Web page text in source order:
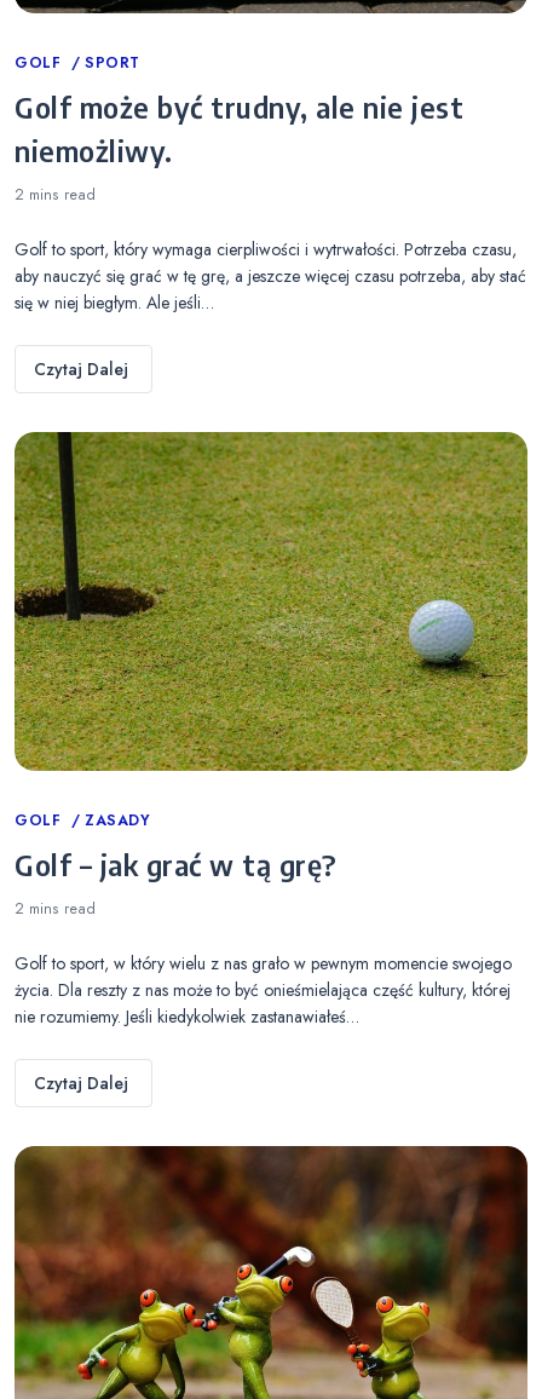
Categories
GOLF SPORT
Golf może być trudny, ale nie jest
niemożliwy.
2 mins read
Golf to sport, który wymaga cierpliwości i wytrwałości. Potrzeba czasu,
aby nauczyć się grać w tę grę, a jeszcze więcej czasu potrzeba, aby stać
się w niej biegłym. Ale jeśli…
Czytaj Dalej
Categories
GOLF ZASADY
Golf – jak grać w tą grę?
2 mins read
Golf to sport, w który wielu z nas grało w pewnym momencie swojego
życia. Dla reszty z nas może to być onieśmielająca część kultury, której
nie rozumiemy. Jeśli kiedykolwiek zastanawiałeś…
Czytaj Dalej